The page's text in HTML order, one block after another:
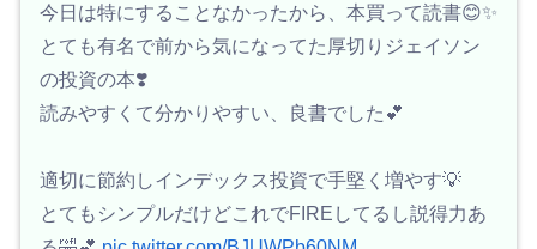
今日は特にすることなかったから、本買って読書😊✨
とても有名で前から気になってた厚切りジェイソン
の投資の本❣️
読みやすくて分かりやすい、良書でした💕
適切に節約しインデックス投資で手堅く増やす💡
とてもシンプルだけどこれでFIREしてるし説得力あ